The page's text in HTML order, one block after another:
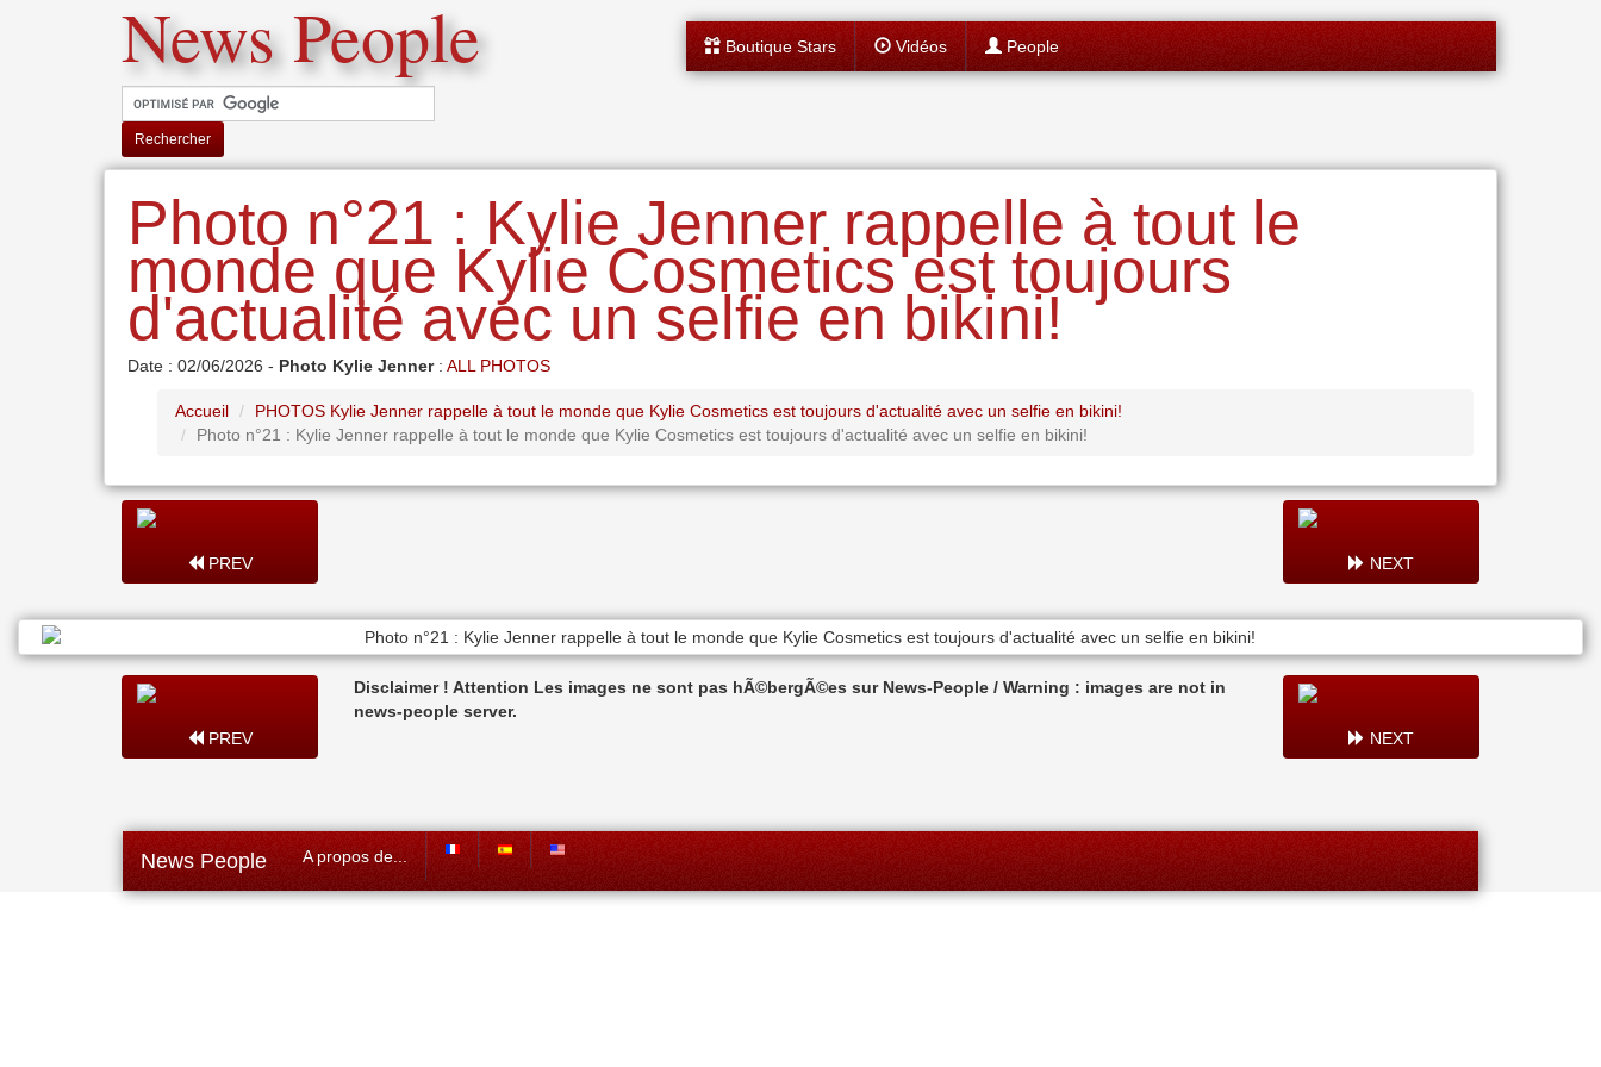
News People
Rechercher
Boutique Stars Vidéos People
Photo n°21 : Kylie Jenner rappelle à tout le
monde que Kylie Cosmetics est toujours
d'actualité avec un selfie en bikini!
Date : 02/06/2026 - Photo Kylie Jenner: ALL PHOTOS
Accueil
PHOTOS Kylie Jenner rappelle à tout le monde que Kylie Cosmetics est toujours d'actualité avec un selfie en bikini!
Photo n°21 : Kylie Jenner rappelle à tout le monde que Kylie Cosmetics est toujours d'actualité avec un selfie en bikini!
PREV NEXT
PREV
Disclaimer ! Attention Les images ne sont pas hÃ©bergÃ©es sur News-People / Warning : images are not in
news-people server.
NEXT
News People A propos de...